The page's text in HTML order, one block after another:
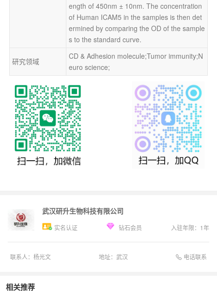
ength of 450nm ± 10nm. The concentration
of Human ICAM5 in the samples is then det
ermined by comparing the OD of the sample
s to the standard curve.
研究领域
CD & Adhesion molecule;Tumor immunity;N
euro science;
武汉研升生物科技有限公司
实名认证 钻石会员 入驻年限： 1年
联系人： 杨光文 地址： 武汉 电话联系
相关推荐